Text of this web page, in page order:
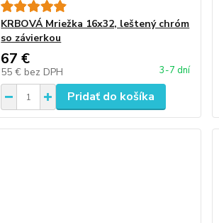
KRBOVÁ Mriežka 16x32, leštený chróm
so závierkou
67 €
55 € bez DPH 3-7 dní
Pridať do košíka